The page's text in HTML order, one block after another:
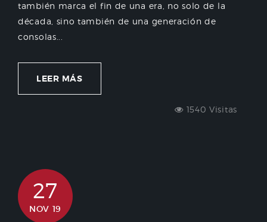
también marca el fin de una era, no solo de la
década, sino también de una generación de
consolas...
LEER MÁS
1540 Visitas
27
NOV 19